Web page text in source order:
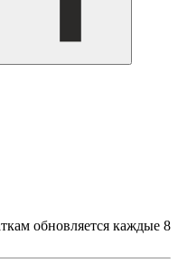
обновляется каждые 8